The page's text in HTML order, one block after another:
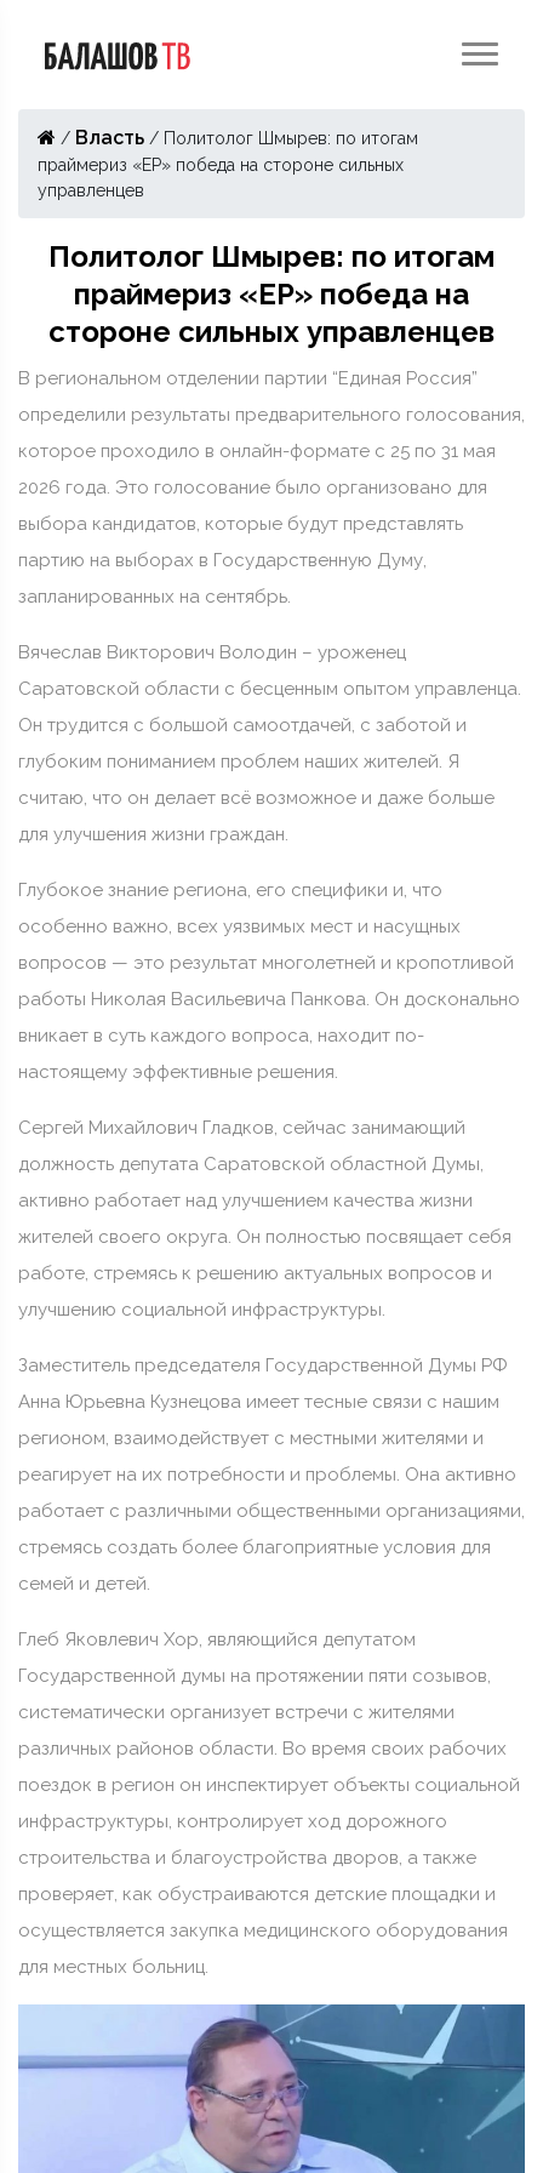
/ Власть / Политолог Шмырев: по итогам
праймериз «ЕР» победа на стороне сильных
управленцев
Политолог Шмырев: по итогам
праймериз «ЕР» победа на
стороне сильных управленцев
В региональном отделении партии “Единая Россия”
определили результаты предварительного голосования,
которое проходило в онлайн-формате с 25 по 31 мая
2026 года. Это голосование было организовано для
выбора кандидатов, которые будут представлять
партию на выборах в Государственную Думу,
запланированных на сентябрь.
Вячеслав Викторович Володин – уроженец
Саратовской области с бесценным опытом управленца.
Он трудится с большой самоотдачей, с заботой и
глубоким пониманием проблем наших жителей. Я
считаю, что он делает всё возможное и даже больше
для улучшения жизни граждан.
Глубокое знание региона, его специфики и, что
особенно важно, всех уязвимых мест и насущных
вопросов — это результат многолетней и кропотливой
работы Николая Васильевича Панкова. Он досконально
вникает в суть каждого вопроса, находит по-
настоящему эффективные решения.
Сергей Михайлович Гладков, сейчас занимающий
должность депутата Саратовской областной Думы,
активно работает над улучшением качества жизни
жителей своего округа. Он полностью посвящает себя
работе, стремясь к решению актуальных вопросов и
улучшению социальной инфраструктуры.
Заместитель председателя Государственной Думы РФ
Анна Юрьевна Кузнецова имеет тесные связи с нашим
регионом, взаимодействует с местными жителями и
реагирует на их потребности и проблемы. Она активно
работает с различными общественными организациями,
стремясь создать более благоприятные условия для
семей и детей.
Глеб Яковлевич Хор, являющийся депутатом
Государственной думы на протяжении пяти созывов,
систематически организует встречи с жителями
различных районов области. Во время своих рабочих
поездок в регион он инспектирует объекты социальной
инфраструктуры, контролирует ход дорожного
строительства и благоустройства дворов, а также
проверяет, как обустраиваются детские площадки и
осуществляется закупка медицинского оборудования
для местных больниц.